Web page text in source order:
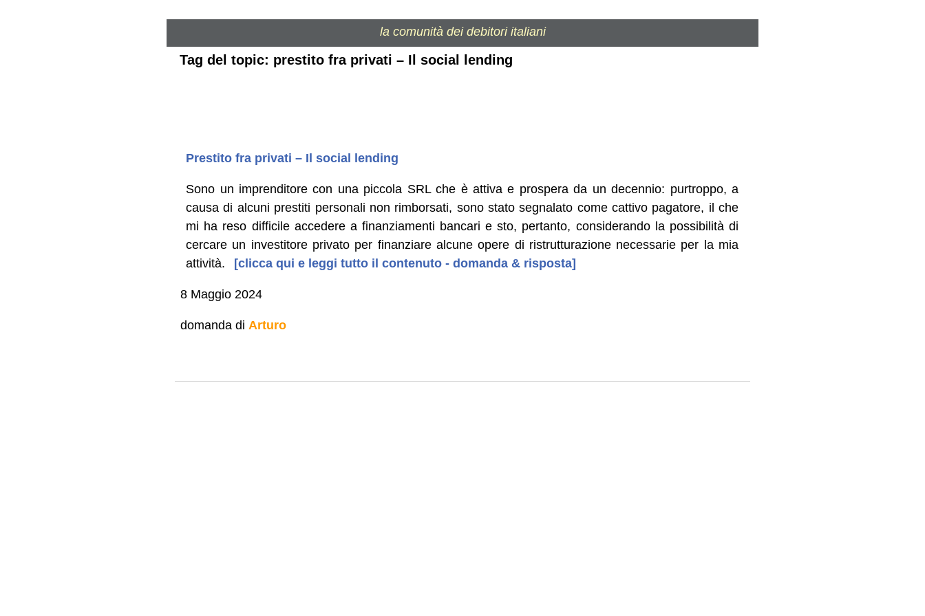
la comunità dei debitori italiani
Tag del topic: prestito fra privati – Il social lending
Prestito fra privati – Il social lending
Sono un imprenditore con una piccola SRL che è attiva e prospera da un decennio: purtroppo, a
causa di alcuni prestiti personali non rimborsati, sono stato segnalato come cattivo pagatore, il che
mi ha reso difficile accedere a finanziamenti bancari e sto, pertanto, considerando la possibilità di
cercare un investitore privato per finanziare alcune opere di ristrutturazione necessarie per la mia
attività.
[clicca qui e leggi tutto il contenuto - domanda & risposta]
8 Maggio 2024
domanda di Arturo